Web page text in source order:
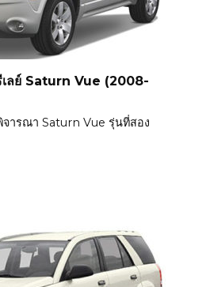
ลย์ Saturn Vue (2008-
จารณา Saturn Vue รุ่นที่สอง